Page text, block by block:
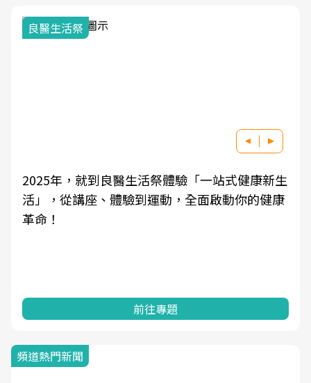
良醫生活祭
2025年，就到良醫生活祭體驗「一站式健康新生
活」，從講座、體驗到運動，全面啟動你的健康
革命！
前往專題
頻道熱門新聞